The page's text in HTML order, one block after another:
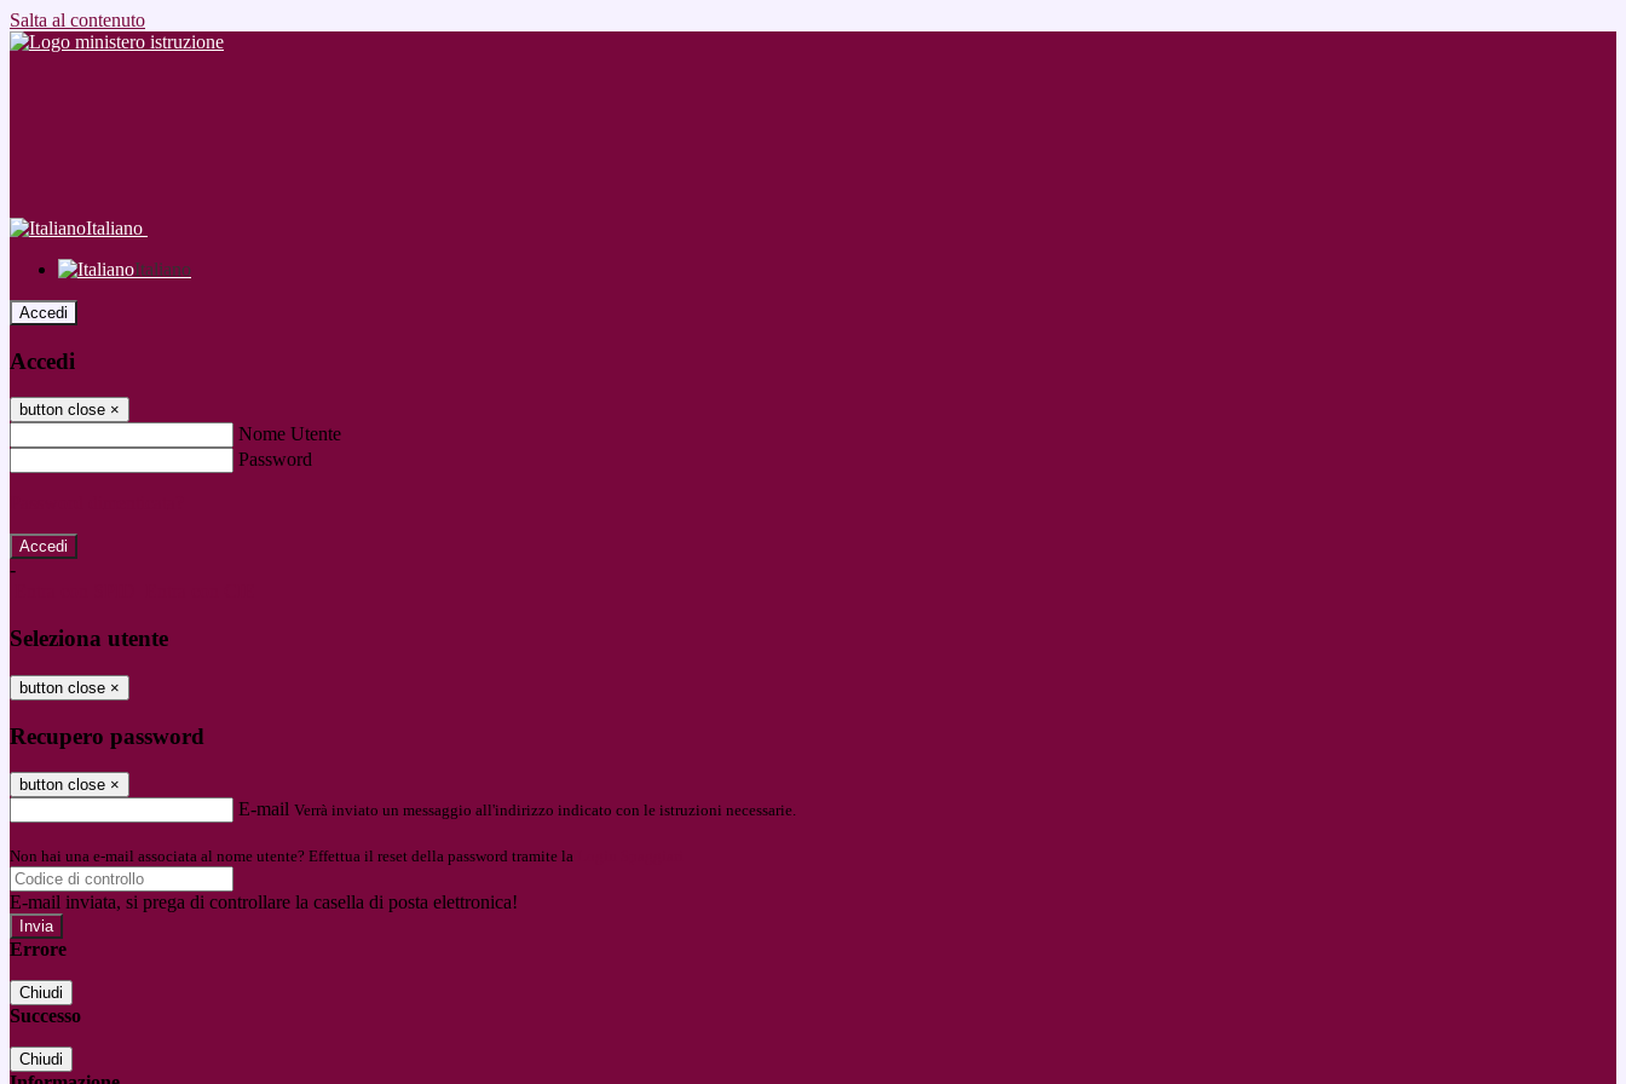
Salta al contenuto
Italiano
Italiano
Accedi
Accedi
button close ×
Nome Utente
Password
-
Seleziona utente
button close ×
Recupero password
button close ×
E-mail Verrà inviato un messaggio all'indirizzo indicato con le istruzioni necessarie.
Non hai una e-mail associata al nome utente? Effettua il reset della password tramite la
E-mail inviata, si prega di controllare la casella di posta elettronica!
Errore
Chiudi
Successo
Chiudi